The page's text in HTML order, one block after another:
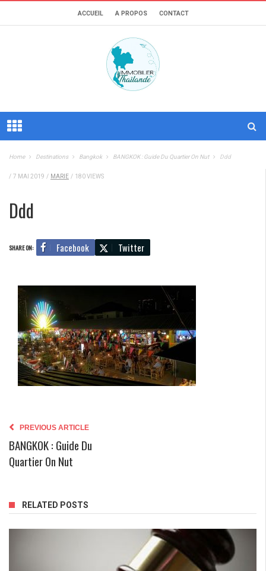
ACCUEIL A PROPOS CONTACT
Home Destinations Bangkok BANGKOK : Guide Du Quartier On Nut Ddd
/ 7 MAI 2019 / MARIE / 180 VIEWS
Ddd
SHARE ON: Facebook Twitter
PREVIOUS ARTICLE
BANGKOK : Guide Du
Quartier On Nut
RELATED POSTS